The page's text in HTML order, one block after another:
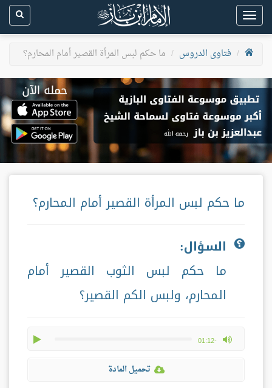
Toggle
navigation
فتاوى الدروس
ما حكم لبس المرأة القصير أمام المحارم؟
ما حكم لبس المرأة القصير أمام المحارم؟
السؤال:
ما حكم لبس الثوب القصير أمام
المحارم، ولبس الكم القصير؟
-01:12
max volume
تحميل المادة